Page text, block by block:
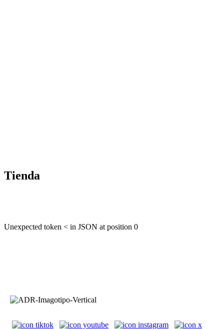
Tienda
Unexpected token < in JSON at position 0